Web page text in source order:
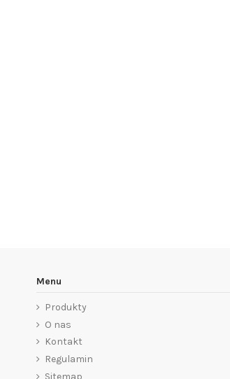
Menu
Produkty
O nas
Kontakt
Regulamin
Sitemap